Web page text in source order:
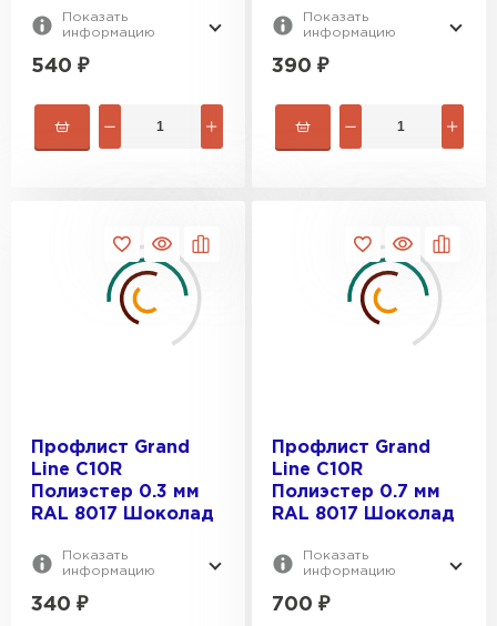
Показать
информацию
540 ₽
Показать
информацию
390 ₽
Профлист Grand
Line С10R
Полиэстер 0.3 мм
RAL 8017 Шоколад
Показать
информацию
340 ₽
Профлист Grand
Line С10R
Полиэстер 0.7 мм
RAL 8017 Шоколад
Показать
информацию
700 ₽
ПЕРЕЙТИ